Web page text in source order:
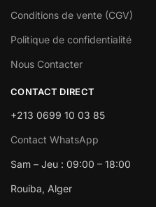
Conditions de vente (CGV)
Politique de confidentialité
Nous Contacter
CONTACT DIRECT
+213 0699 10 03 85
Contact WhatsApp
Sam – Jeu : 09:00 – 18:00
Rouiba, Alger